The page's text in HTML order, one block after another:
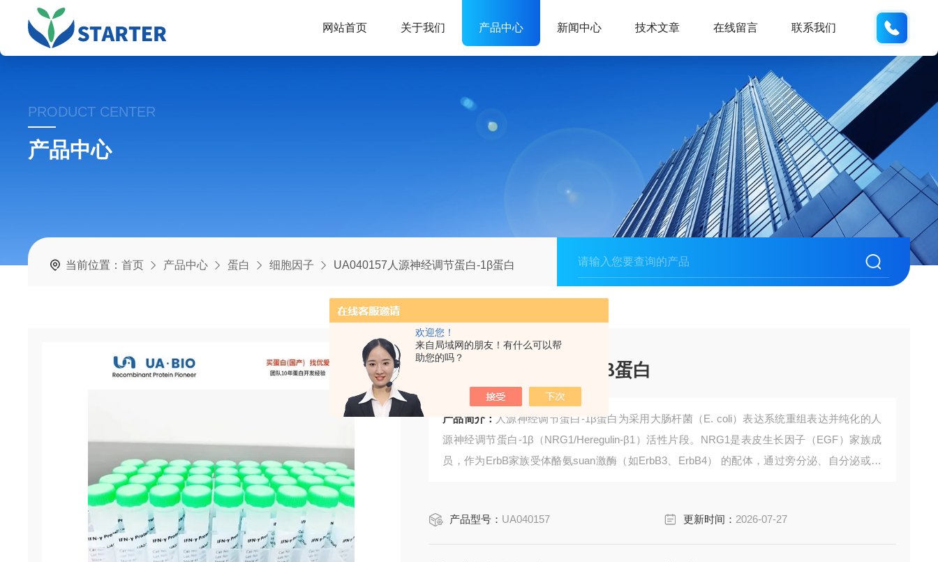
欢迎您！
来自局域网的朋友！有什么可以帮
助您的吗？
网站首页 关于我们 产品中心 新闻中心 技术文章 在线留言 联系我们
PRODUCT CENTER
产品中心
当前位置：首页 产品中心 蛋白 细胞因子 UA040157人源神经调节蛋白-1β蛋白
人源神经调节蛋白-1β蛋白
产品简介： 人源神经调节蛋白-1β蛋白为采用大肠杆菌（E. coli）表达系统重组表达并纯化的人
源神经调节蛋白-1β（NRG1/Heregulin-β1）活性片段。NRG1是表皮生长因子（EGF）家族成
员，作为ErbB家族受体酪氨suan激酶（如ErbB3、ErbB4） 的配体，通过旁分泌、自分泌或近
产品型号： UA040157 更新时间： 2026-07-27